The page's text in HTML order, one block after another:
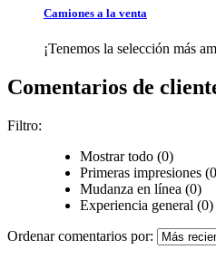
Camiones a la venta
¡Tenemos la selección más
Comentarios de
Filtro:
Mostrar todo (0)
Primeras impresiones
Mudanza en línea (0)
Experiencia general (0)
Ordenar comentarios por: